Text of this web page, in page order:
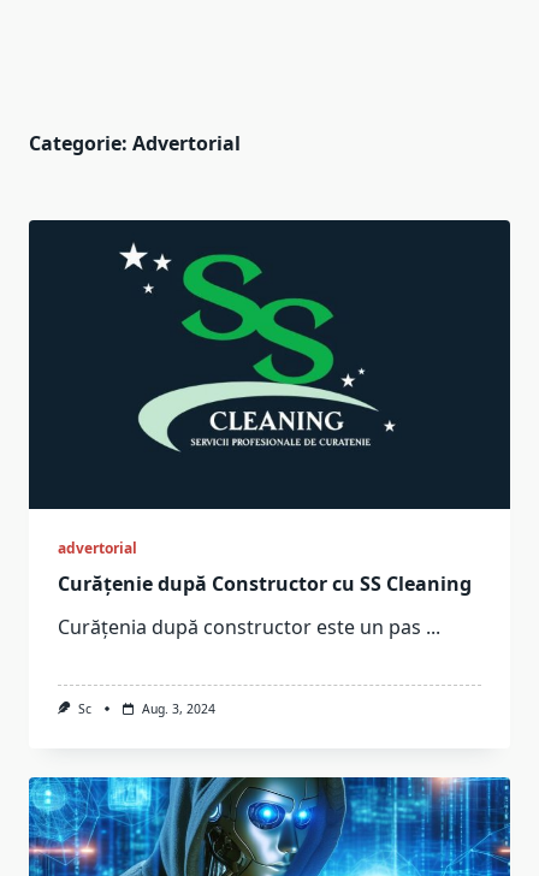
Categorie: Advertorial
advertorial
Curățenie după Constructor cu SS Cleaning
Curățenia după constructor este un pas ...
Sc Aug. 3, 2024